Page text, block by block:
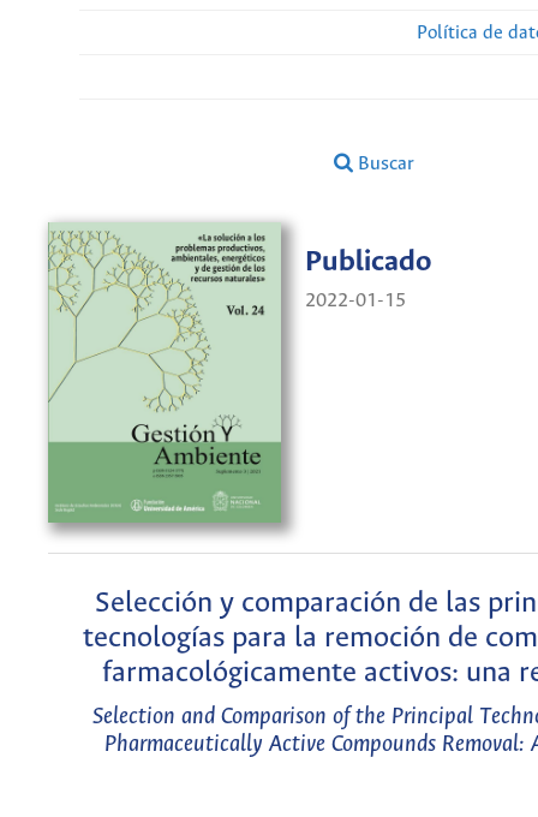
Política de
Buscar
Publicado
2022-01-15
Selección y comparación de las
tecnologías para la remoción de
farmacológicamente activos: una
Selection and Comparison of the Principal
Pharmaceutically Active Compounds Removal: